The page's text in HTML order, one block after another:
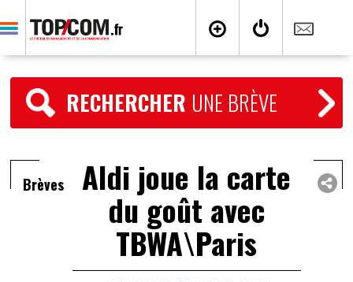
RECHERCHER UNE BRÈVE
Brèves Aldi joue la carte
du goût avec
TBWA\Paris